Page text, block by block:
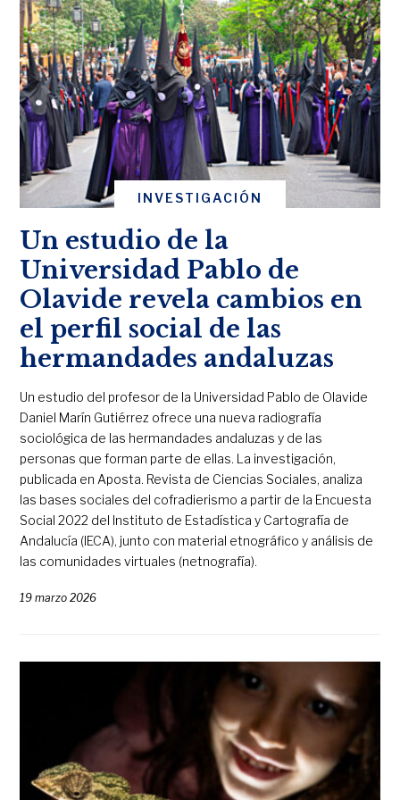
INVESTIGACIÓN
Un estudio de la
Universidad Pablo de
Olavide revela cambios en
el perfil social de las
hermandades andaluzas
Un estudio del profesor de la Universidad Pablo de Olavide
Daniel Marín Gutiérrez ofrece una nueva radiografía
sociológica de las hermandades andaluzas y de las
personas que forman parte de ellas. La investigación,
publicada en Aposta. Revista de Ciencias Sociales, analiza
las bases sociales del cofradierismo a partir de la Encuesta
Social 2022 del Instituto de Estadística y Cartografía de
Andalucía (IECA), junto con material etnográfico y análisis de
las comunidades virtuales (netnografía).
19 marzo 2026